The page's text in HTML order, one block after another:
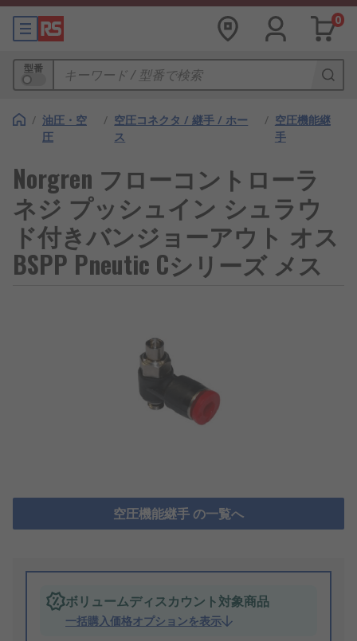
0
型番
/ 油圧・空
圧
/ 空圧コネクタ / 継手 / ホー
ス
/ 空圧機能継
手
Norgren フローコントローラ
ネジ プッシュイン シュラウ
ド付きバンジョーアウト オス
BSPP Pneutic Cシリーズ メス
空圧機能継手 の一覧へ
ボリュームディスカウント対象商品
一括購入価格オプションを表示